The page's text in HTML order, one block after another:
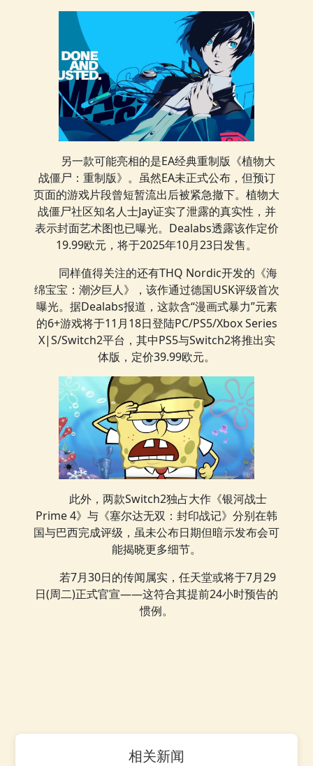
另一款可能亮相的是EA经典重制版《植物大
战僵尸：重制版》。虽然EA未正式公布，但预订
页面的游戏片段曾短暂流出后被紧急撤下。植物大
战僵尸社区知名人士Jay证实了泄露的真实性，并
表示封面艺术图也已曝光。Dealabs透露该作定价
19.99欧元，将于2025年10月23日发售。
同样值得关注的还有THQ Nordic开发的《海
绵宝宝：潮汐巨人》，该作通过德国USK评级首次
曝光。据Dealabs报道，这款含“漫画式暴力”元素
的6+游戏将于11月18日登陆PC/PS5/Xbox Series
X|S/Switch2平台，其中PS5与Switch2将推出实
体版，定价39.99欧元。
此外，两款Switch2独占大作《银河战士
Prime 4》与《塞尔达无双：封印战记》分别在韩
国与巴西完成评级，虽未公布日期但暗示发布会可
能揭晓更多细节。
若7月30日的传闻属实，任天堂或将于7月29
日(周二)正式官宣——这符合其提前24小时预告的
惯例。
相关新闻